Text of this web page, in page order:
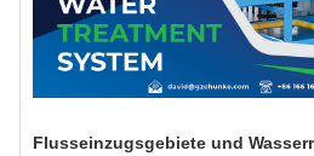
Flusseinzugsgebiete und